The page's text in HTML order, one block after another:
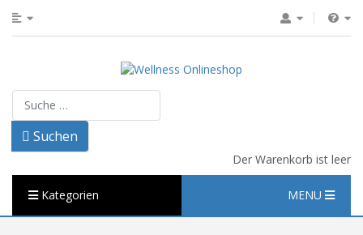
Suchen
Suchen
Der Warenkorb ist leer
Kategorien MENU